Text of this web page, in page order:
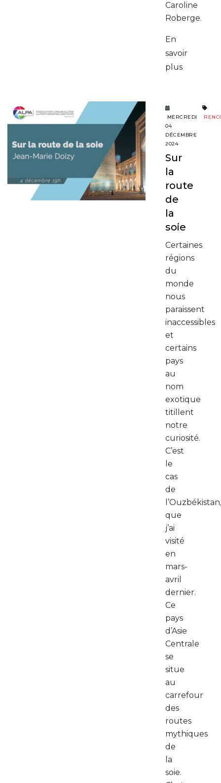
Caroline
Roberge.
En
savoir
plus
MERCREDI
04
DÉCEMBRE
2024
Sur
la
route
de
la
soie
Certaines
régions
du
monde
nous
paraissent
inaccessibles
et
certains
pays
au
nom
exotique
titillent
notre
curiosité.
C’est
le
cas
de
l’Ouzbékistan,
que
j’ai
visité
en
mars-
avril
dernier.
Ce
pays
d’Asie
Centrale
se
situe
au
carrefour
des
routes
mythiques
de
la
soie.